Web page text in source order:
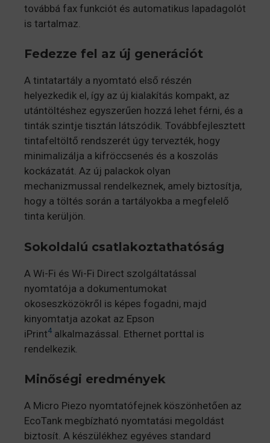
továbbá fax funkciót és automatikus lapadagolót
is tartalmaz.
Fedezze fel az új generációt
A tintatartály a nyomtató első részén
helyezkedik el, így az új kialakítás kompakt, az
utántöltéshez egyszerűen hozzá lehet férni, és a
tinták szintje tisztán látszódik. Továbbfejlesztett
tintafeltöltő rendszerét úgy tervezték, hogy
minimalizálja a kifröccsenés és a koszolás
kockázatát. Az új palackok olyan
mechanizmussal rendelkeznek, amely biztosítja,
hogy a töltés során a tartályokba a megfelelő
tinta kerüljön.
Sokoldalú csatlakoztathatóság
A Wi-Fi és Wi-Fi Direct szolgáltatással
nyomtatója a dokumentumokat
okoseszközökről is képes fogadni, majd
kinyomtatja azokat az Epson
iPrint4 alkalmazással. Ethernet porttal is
rendelkezik.
Minőségi eredmények
A Micro Piezo nyomtatófejnek köszönhetően az
EcoTank megbízható nyomtatási megoldást
biztosít. A készülékhez egyéves standard